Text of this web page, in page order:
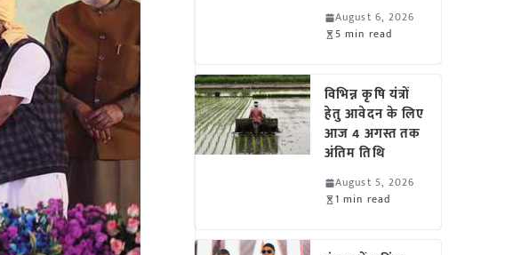
August 6, 2026
5 min read
विभिन्न कृषि यंत्रों
हेतु आवेदन के लिए
आज 4 अगस्त तक
अंतिम तिथि
August 5, 2026
1 min read